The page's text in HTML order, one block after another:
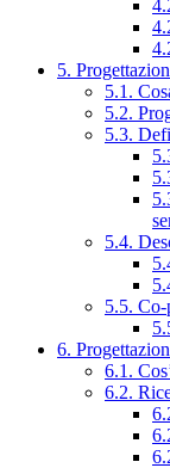
5.
5.1.
5.2.
5.3.
5.4.
5.5.
6.
6.1.
6.2.